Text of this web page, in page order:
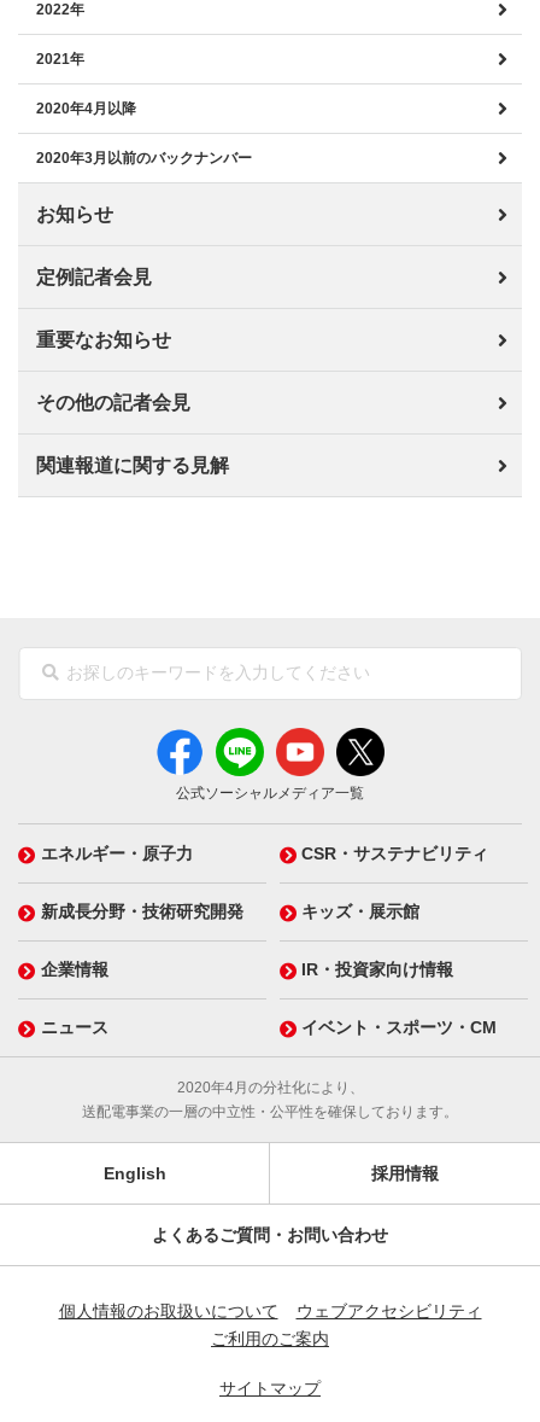
2022年
2021年
2020年4月以降
2020年3月以前のバックナンバー
お知らせ
定例記者会見
重要なお知らせ
その他の記者会見
関連報道に関する見解
公式ソーシャルメディア一覧
エネルギー・原子力 CSR・サステナビリティ
新成長分野・技術研究開発 キッズ・展示館
企業情報 IR・投資家向け情報
ニュース イベント・スポーツ・CM
2020年4月の分社化により、
送配電事業の一層の中立性・公平性を確保しております。
English 採用情報
よくあるご質問・お問い合わせ
個人情報のお取扱いについて
ウェブアクセシビリティ
ご利用のご案内
サイトマップ